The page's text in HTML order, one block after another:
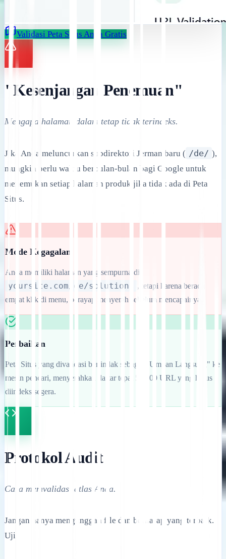
Validasi Peta Situs Anda Gratis
"Kesenjangan Penemuan"
Mengapa halaman dalam tetap tidak terindeks.
Jika Anda meluncurkan subdirektori Jerman baru ( /de/ ),
mungkin perlu waktu berbulan-bulan bagi Google untuk
menemukan setiap halaman produk jika tidak ada di Peta
Situs.
Mode Kegagalan
Anda memiliki halaman yang sempurna di
yoursite.com/de/solutions
, tetapi karena berada
empat klik di menu, perayap menyerah sebelum mencapainya.
Perbaikan
Peta Situs yang divalidasi bertindak sebagai "Umpan Langsung" ke
mesin pencari, menyerahkan daftar tepat 50.000 URL yang harus
diindeks segera.
Protokol Audit
Cara memvalidasi atlas Anda.
Jangan hanya mengunggah file dan berharap yang terbaik.
Uji.